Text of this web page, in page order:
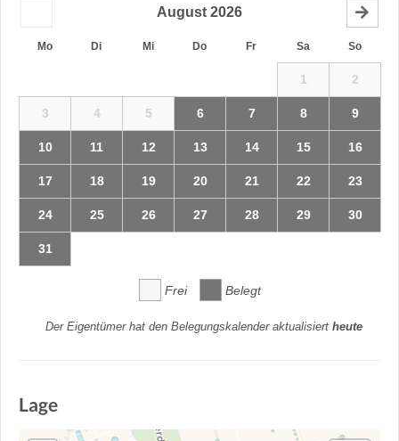
August 2026
Mo Di Mi Do Fr Sa So
1 2
3 4 5 6 7 8 9
10 11 12 13 14 15 16
17 18 19 20 21 22 23
24 25 26 27 28 29 30
31
Frei Belegt
Der Eigentümer hat den Belegungskalender aktualisiert heute
Lage